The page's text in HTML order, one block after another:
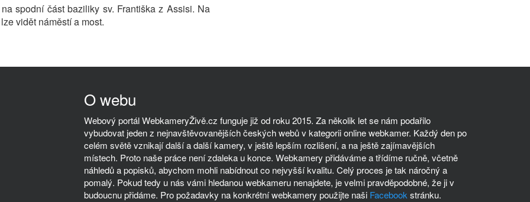
spodní část baziliky sv. Františka z Assisi. Na
vidět náměstí a most.
O webu
Webový portál WebkameryŽivě.cz funguje již od roku 2015. Za několik let se nám podařilo
vybudovat jeden z nejnavštěvovanějších českých webů v kategorii online webkamer. Každý den po
celém světě vznikají další a další kamery, v ještě lepším rozlišení, a na ještě zajímavějších
místech. Proto naše práce není zdaleka u konce. Webkamery přidáváme a třídíme ručně, včetně
náhledů a popisků, abychom mohli nabídnout co nejvyšší kvalitu. Celý proces je tak náročný a
pomalý. Pokud tedy u nás vámi hledanou webkameru nenajdete, je velmi pravděpodobné, že ji v
budoucnu přidáme. Pro požadavky na konkrétní webkamery použijte naši Facebook stránku.